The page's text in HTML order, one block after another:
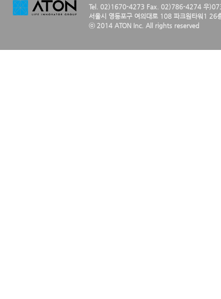
Tel. 02)1670-4273 Fax. 02)786-4274 우
서울시 영등포구 여의대로 108 파크원타워1 26
ⓒ 2014 ATON Inc. All rights reserved